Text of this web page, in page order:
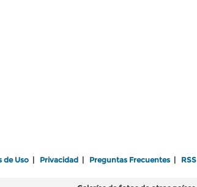
de Uso Privacidad Preguntas Frecuentes RSS